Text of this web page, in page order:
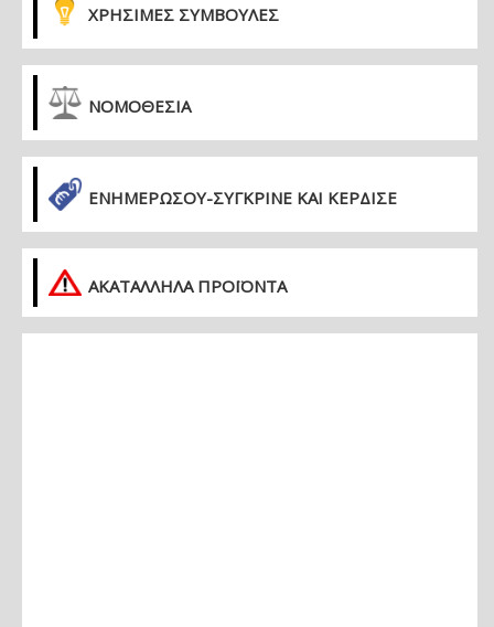
ΧΡΗΣΙΜΕΣ ΣΥΜΒΟΥΛΕΣ
ΝΟΜΟΘΕΣΙΑ
ΕΝΗΜΕΡΏΣΟΥ-ΣΎΓΚΡΙΝΕ ΚΑΙ ΚΈΡΔΙΣΕ
ΑΚΑΤΑΛΛΗΛΑ ΠΡΟΪΟΝΤΑ